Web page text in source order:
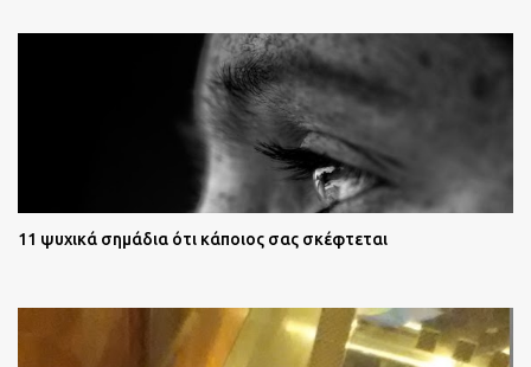
11 ψυχικά σημάδια ότι κάποιος σας σκέφτεται